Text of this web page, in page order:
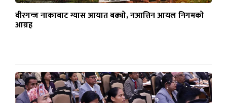
वीरगन्ज नाकाबाट ग्यास आयात बढ्यो, नआत्तिन आयल निगमको
आग्रह